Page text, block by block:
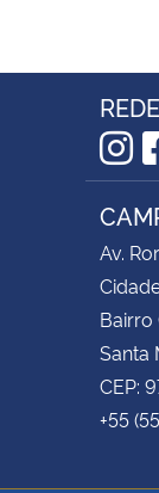
Av.
Bairro
Santa
CEP:
+55